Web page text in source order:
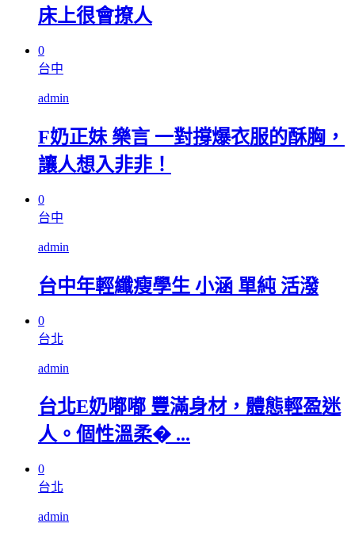
床上很會撩人
0
台中
admin
F奶正妹 樂言 一對撐爆衣服的酥胸，
讓人想入非非！
0
台中
admin
台中年輕纖瘦學生 小涵 單純 活潑
0
台北
admin
台北E奶嘟嘟 豐滿身材，體態輕盈迷
人。個性溫柔� ...
0
台北
admin